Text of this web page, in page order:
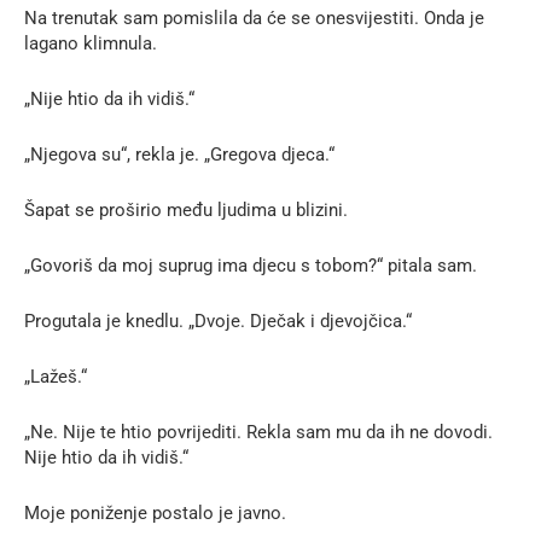
Na trenutak sam pomislila da će se onesvijestiti. Onda je
lagano klimnula.
„Nije htio da ih vidiš.“
„Njegova su“, rekla je. „Gregova djeca.“
Šapat se proširio među ljudima u blizini.
„Govoriš da moj suprug ima djecu s tobom?“ pitala sam.
Progutala je knedlu. „Dvoje. Dječak i djevojčica.“
„Lažeš.“
„Ne. Nije te htio povrijediti. Rekla sam mu da ih ne dovodi.
Nije htio da ih vidiš.“
Moje poniženje postalo je javno.